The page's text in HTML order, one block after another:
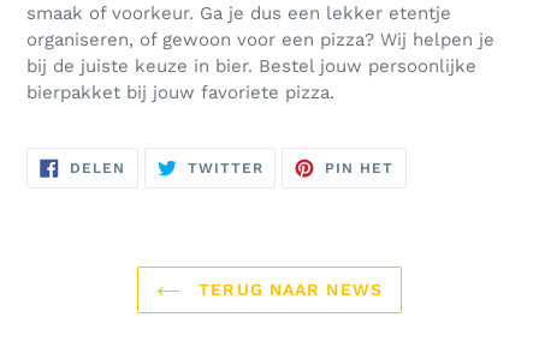
smaak of voorkeur. Ga je dus een lekker etentje
organiseren, of gewoon voor een pizza? Wij helpen je
bij de juiste keuze in bier. Bestel jouw persoonlijke
bierpakket bij jouw favoriete pizza.
DELEN DELEN
TWITTERDELEN
PIN HET
TERUG NAAR NEWS